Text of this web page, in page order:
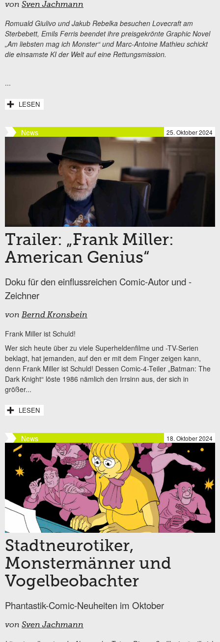
von Sven Jachmann
Romuald Giulivo und Jakub Rebelka besuchen Lovecraft am
Sterbebett, Emils Ferris beendet ihre preisgekrönte Graphic Novel
„Am liebsten mag ich Monster“ und Marc-Antoine Mathieu schickt
die einsamste KI der Welt auf eine Rettungsmission.
...
LESEN
News 25. Oktober 2024
Trailer: „Frank Miller:
American Genius“
Doku für den einflussreichen Comic-Autor und -
Zeichner
von Bernd Kronsbein
Frank Miller ist Schuld!
Wer sich heute über zu viele Superheldenfilme und -TV-Serien
beklagt, hat jemanden, auf den er mit dem Finger zeigen kann,
denn Frank Miller ist Schuld! Dessen Comic-4-Teiler „Batman: The
Dark Knight“ löste 1986 nämlich den Irrsinn aus, der sich in
größer...
LESEN
News 18. Oktober 2024
Stadtneurotiker,
Monstermänner und
Vogelbeobachter
Phantastik-Comic-Neuheiten im Oktober
von Sven Jachmann